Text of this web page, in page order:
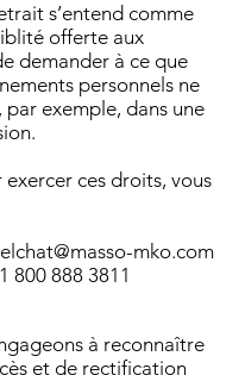
s’entend comme
offerte aux
demander à ce que
personnels ne
exemple, dans une
ces droits, vous
mko.com
1 800 888 3811
à reconnaître
et de rectification